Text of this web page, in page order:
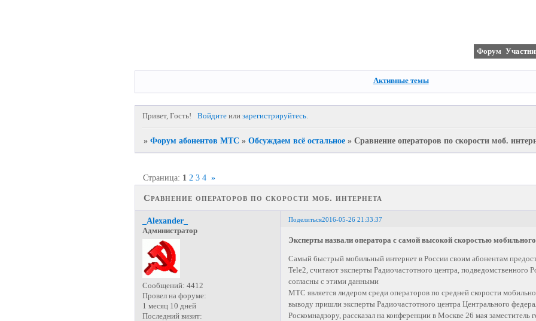
Форум
Активные темы
Привет, Гость! Войдитеили зарегистрируйтесь.
» Форум абонентов МТС » Обсуждаем всё остальное » Сравнение операторов по скорости моб.
Сравнение операторов по скорости моб. интернета
Страница: 1 2 3 4 »
Поделиться2016-05-26 21:33:37
_Alexander_
Администратор
Сообщений: 4412
Провел на форуме:
1 месяц 10 дней
Последний визит:
Эксперты назвали оператора с самой высокой скоростью мобильного
Самый быстрый мобильный интернет в России своим абонентам
Tele2, считают эксперты Радиочастотного центра, подведомственного
согласны с этими данными
МТС является лидером среди операторов по средней скорости
выводу пришли эксперты Радиочастотного центра Центрального
Роскомнадзору, рассказал на конференции в Москве 26 мая заместитель